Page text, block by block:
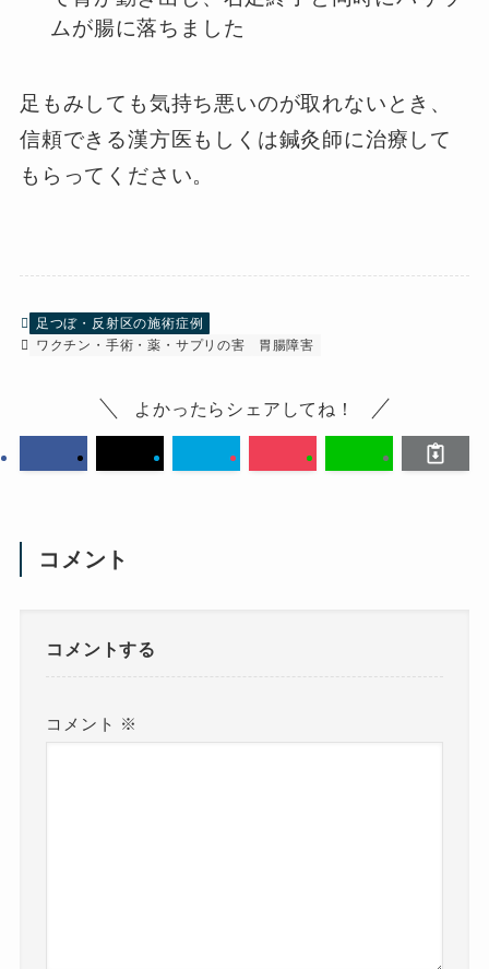
ムが腸に落ちました
足もみしても気持ち悪いのが取れないとき、
信頼できる漢方医もしくは鍼灸師に治療して
もらってください。
足つぼ・反射区の施術症例
ワクチン・手術・薬・サプリの害
胃腸障害
よかったらシェアしてね！
コメント
コメントする
コメント ※